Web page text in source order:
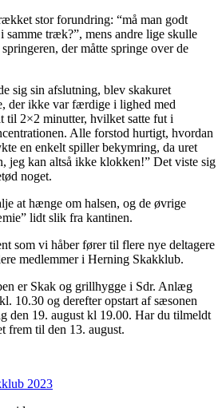
stor forundring: “må man godt
samme træk?”, mens andre lige skulle
der måtte springe over de
sig sin afslutning, blev skakuret
der ikke var færdige i lighed med
til 2×2 minutter, hvilket satte fut i
Alle forstod hurtigt, hvordan
en enkelt spiller bekymring, da uret
jeg kan altså ikke klokken!” Det viste sig
noget.
at hænge om halsen, og de øvrige
lidt slik fra kantinen.
som vi håber fører til flere nye deltagere
medlemmer i Herning Skakklub.
er Skak og grillhygge i Sdr. Anlæg
10.30 og derefter opstart af sæsonen
den 19. august kl 19.00. Har du tilmeldt
frem til den 13. august.